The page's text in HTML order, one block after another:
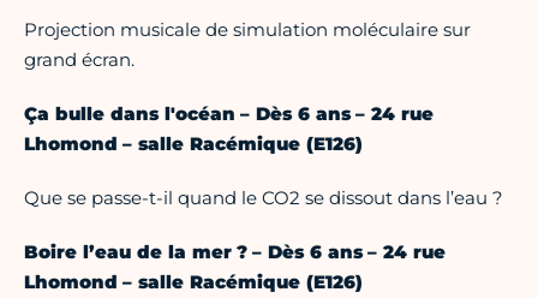
Projection musicale de simulation moléculaire sur
grand écran.
Ça bulle dans l'océan – Dès 6 ans – 24 rue
Lhomond – salle Racémique (E126)
Que se passe-t-il quand le CO2 se dissout dans l’eau ?
Boire l’eau de la mer ? – Dès 6 ans – 24 rue
Lhomond – salle Racémique (E126)